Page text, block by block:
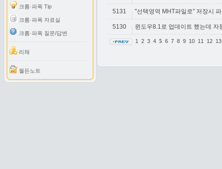
크롬·파폭 Tip
크롬·파폭 자료실
크롬·파폭 질문/답변
리채
월든노트
5131 "선택영역 MHT파일로" 저장시
5130 윈도우8.1로 업데이트 했는데 자
1 2 3 4 5 6 7 8 9 10 11 12